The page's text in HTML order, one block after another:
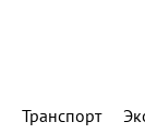
Транспорт